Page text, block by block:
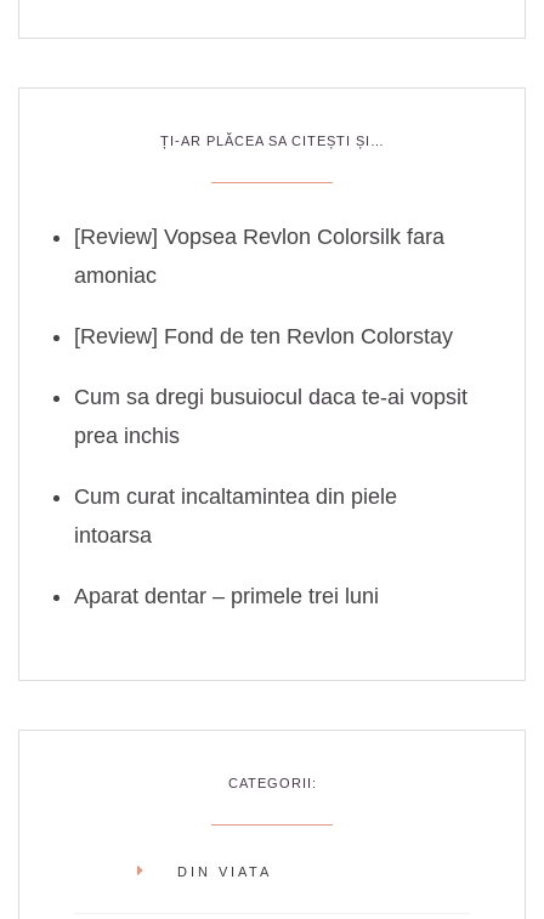
ȚI-AR PLĂCEA SA CITEȘTI ȘI…
[Review] Vopsea Revlon Colorsilk fara
amoniac
[Review] Fond de ten Revlon Colorstay
Cum sa dregi busuiocul daca te-ai vopsit
prea inchis
Cum curat incaltamintea din piele
intoarsa
Aparat dentar – primele trei luni
CATEGORII:
DIN VIATA